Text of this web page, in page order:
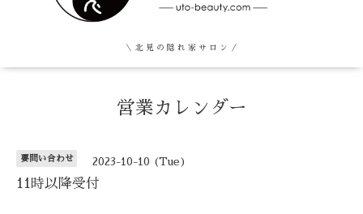
＼ 北 見 の 隠 れ 家 サ ロ ン ／
営業カレンダー
要問い合わせ 2023-10-10 (Tue)
11時以降受付